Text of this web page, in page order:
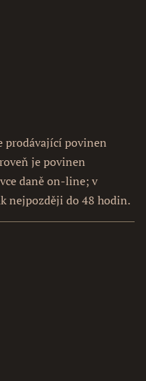
prodávající povinen
je povinen
daně on-line; v
nejpozději do 48 hodin.